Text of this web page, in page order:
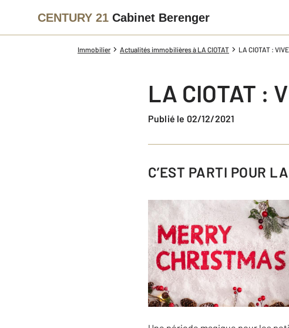
CENTURY 21 Cabinet Berenger
Immobilier Actualités immobilières à LA CIOTAT LA CIOTAT : VIVE
LA CIOTAT :
Publié le 02/12/2021
C’EST PARTI POUR